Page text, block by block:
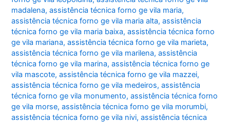
madalena,assistência técnica forno ge vila maria,
assistência técnica forno ge vila maria alta,assistência
técnica forno ge vila maria baixa,assistência técnica forno
ge vila mariana,assistência técnica forno ge vila marieta,
assistência técnica forno ge vila marilena,assistência
técnica forno ge vila marina,assistência técnica forno ge
vila mascote,assistência técnica forno ge vila mazzei,
assistência técnica forno ge vila medeiros,assistência
técnica forno ge vila monumento,assistência técnica forno
ge vila morse,assistência técnica forno ge vila morumbi,
assistência técnica forno ge vila nivi,assistência técnica